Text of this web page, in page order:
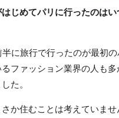
じめてパリに行ったのはい
半に旅行で行ったのが最初
ファッション業界の人も
た。
か住むことは考えていま